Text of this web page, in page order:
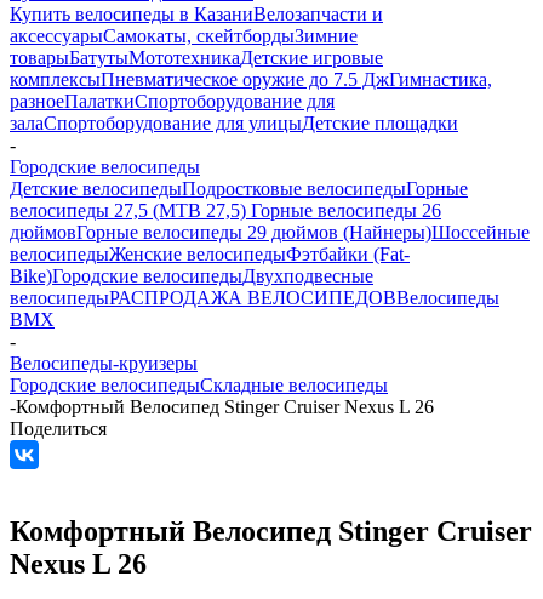
Купить велосипеды в КазаниВелозапчасти и
аксессуарыСамокаты, скейтбордыЗимние
товарыБатутыМототехникаДетские игровые
комплексыПневматическое оружие до 7.5 ДжГимнастика,
разноеПалаткиСпортоборудование для
залаСпортоборудование для улицыДетские площадки
-
Городские велосипеды
Детские велосипедыПодростковые велосипедыГорные
велосипеды 27,5 (MTB 27,5) Горные велосипеды 26
дюймовГорные велосипеды 29 дюймов (Найнеры)Шоссейные
велосипедыЖенские велосипедыФэтбайки (Fat-
Bike)Городские велосипедыДвухподвесные
велосипедыРАСПРОДАЖА ВЕЛОСИПЕДОВВелосипеды
BMX
-
Велосипеды-круизеры
Городские велосипедыСкладные велосипеды
-Комфортный Велосипед Stinger Cruiser Nexus L 26
Поделиться
Комфортный Велосипед Stinger Cruiser
Nexus L 26